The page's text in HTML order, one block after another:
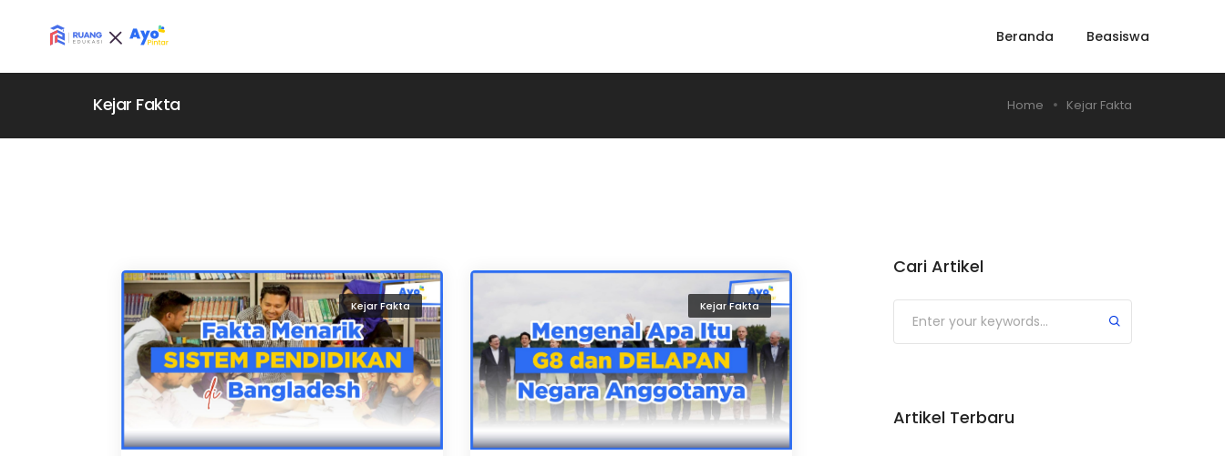
Beranda Beasiswa
Kejar Fakta Home Kejar Fakta
Kejar Fakta Kejar Fakta
Cari Artikel
Artikel Terbaru